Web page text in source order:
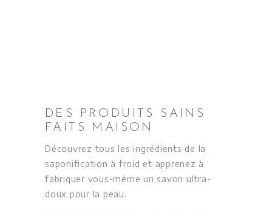
DES PRODUITS SAINS
FAITS MAISON
Découvrez tous les ingrédients de la
saponification à froid et apprenez à
fabriquer vous-même un savon ultra-
doux pour la peau.